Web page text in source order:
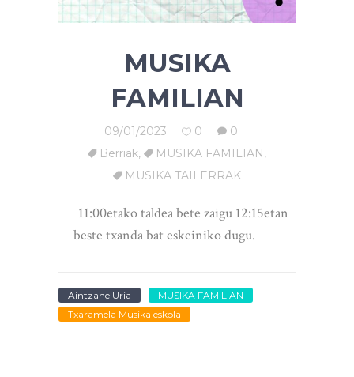
MUSIKA
FAMILIAN
09/01/2023 0
0
Berriak, MUSIKA FAMILIAN ,
MUSIKA TAILERRAK
11:00etako taldea bete zaigu 12:15etan
beste txanda bat eskeiniko dugu.
Aintzane Uria
MUSIKA FAMILIAN
Txaramela Musika eskola